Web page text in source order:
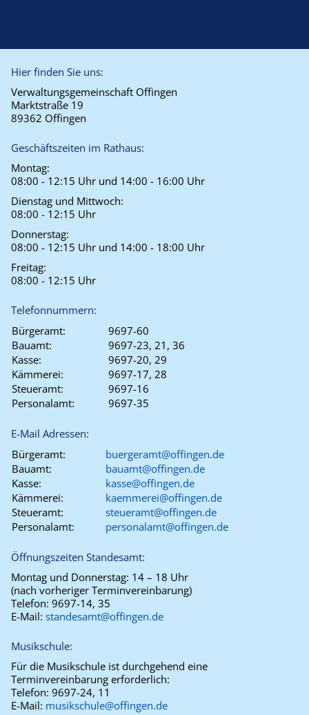
Hier finden Sie uns:
Verwaltungsgemeinschaft Offingen
Marktstraße 19
89362 Offingen
Geschäftszeiten im Rathaus:
Montag:
08:00 - 12:15 Uhr und 14:00 - 16:00 Uhr
Dienstag und Mittwoch:
08:00 - 12:15 Uhr
Donnerstag:
08:00 - 12:15 Uhr und 14:00 - 18:00 Uhr
Freitag:
08:00 - 12:15 Uhr
Telefonnummern:
Bürgeramt:
9697-60
Bauamt:
9697-23, 21, 36
Kasse:
9697-20, 29
Kämmerei:
9697-17, 28
Steueramt:
9697-16
Personalamt:
9697-35
E-Mail Adressen:
Bürgeramt:
buergeramt@offingen.de
Bauamt:
bauamt@offingen.de
Kasse:
kasse@offingen.de
Kämmerei:
kaemmerei@offingen.de
Steueramt:
steueramt@offingen.de
Personalamt:
personalamt@offingen.de
Öffnungszeiten Standesamt:
Montag und Donnerstag: 14 – 18 Uhr
(nach vorheriger Terminvereinbarung)
Telefon: 9697-14, 35
E-Mail: standesamt@offingen.de
Musikschule:
Für die Musikschule ist durchgehend eine
Terminvereinbarung erforderlich:
Telefon: 9697-24, 11
E-Mail: musikschule@offingen.de